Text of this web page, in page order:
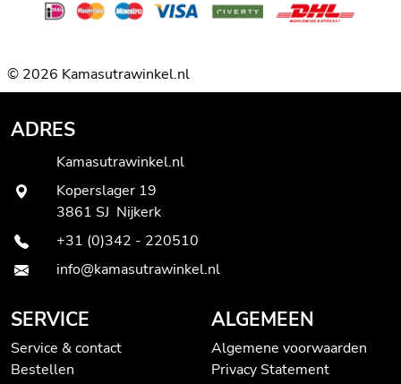
© 2026 Kamasutrawinkel.nl
ADRES
Kamasutrawinkel.nl
Koperslager 19
3861 SJ Nijkerk
+31 (0)342 - 220510
info@kamasutrawinkel.nl
SERVICE
Service & contact
Bestellen
ALGEMEEN
Algemene voorwaarden
Privacy Statement